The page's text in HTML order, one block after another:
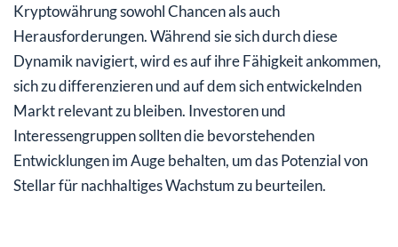
Kryptowährung sowohl Chancen als auch
Herausforderungen. Während sie sich durch diese
Dynamik navigiert, wird es auf ihre Fähigkeit ankommen,
sich zu differenzieren und auf dem sich entwickelnden
Markt relevant zu bleiben. Investoren und
Interessengruppen sollten die bevorstehenden
Entwicklungen im Auge behalten, um das Potenzial von
Stellar für nachhaltiges Wachstum zu beurteilen.